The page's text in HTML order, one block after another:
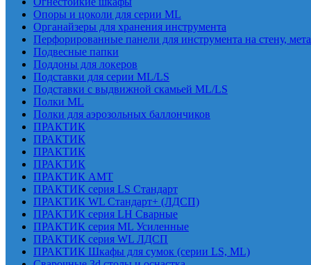
Опоры и цоколи для серии ML
Органайзеры для хранения инструмента
Перфорированные панели для инструмента на стену,
Подвесные папки
Поддоны для локеров
Подставки для серии ML/LS
Подставки с выдвижной скамьей ML/LS
Полки ML
Полки для аэрозольных баллончиков
ПРАКТИК
ПРАКТИК
ПРАКТИК
ПРАКТИК
ПРАКТИК AMT
ПРАКТИК cерия LS Стандарт
ПРАКТИК WL Стандарт+ (ЛДСП)
ПРАКТИК серия LH Сварные
ПРАКТИК серия ML Усиленные
ПРАКТИК серия WL ЛДСП
ПРАКТИК Шкафы для сумок (серии LS, ML)